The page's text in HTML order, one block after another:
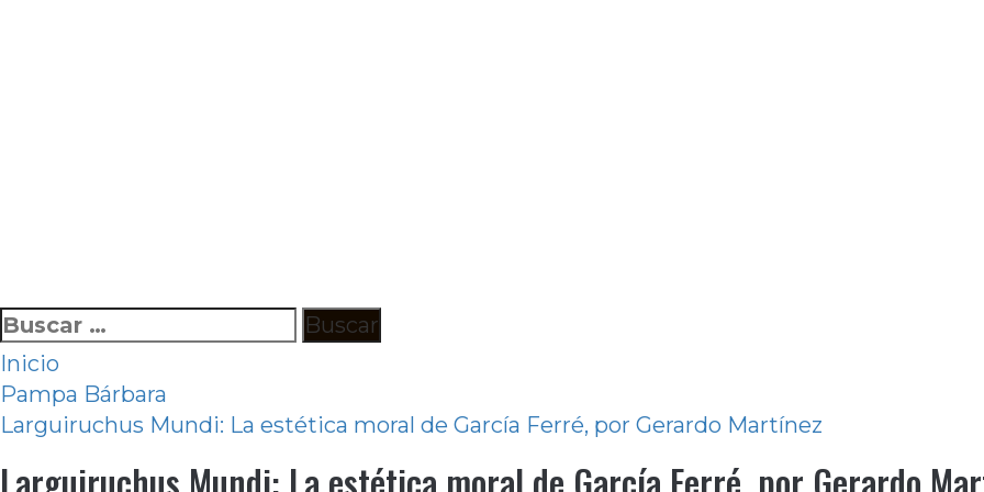
Ir
al
contenido
Buscar:
Inicio
Pampa Bárbara
Larguiruchus Mundi: La estética moral de García Ferré, por Gerardo Martínez
Larguiruchus Mundi: La estética moral de García Ferré, por Gerardo